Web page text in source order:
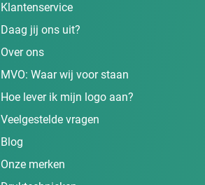
Klantenservice
Daag jij ons uit?
Over ons
MVO: Waar wij voor staan
Hoe lever ik mijn logo aan?
Veelgestelde vragen
Blog
Onze merken